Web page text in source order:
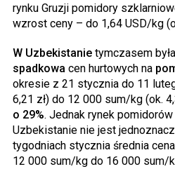
rynku Gruzji pomidory
wzrost ceny – do 1,64 USD/kg
W Uzbekistanie tymczasem
spadkowa cen hurtowych na
okresie z 21 stycznia do 11
6,21 zł) do 12 000 sum/kg (ok.
o 29%. Jednak rynek
Uzbekistanie nie jest
tygodniach stycznia średnia
12 000 sum/kg do 16 000 sum/